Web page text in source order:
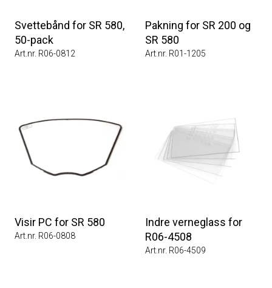
Svettebånd for SR 580,
50-pack
Art.nr. R06-0812
Pakning for SR 200 og
SR 580
Art.nr. R01-1205
Visir PC for SR 580
Art.nr. R06-0808
Indre verneglass for
R06-4508
Art.nr. R06-4509